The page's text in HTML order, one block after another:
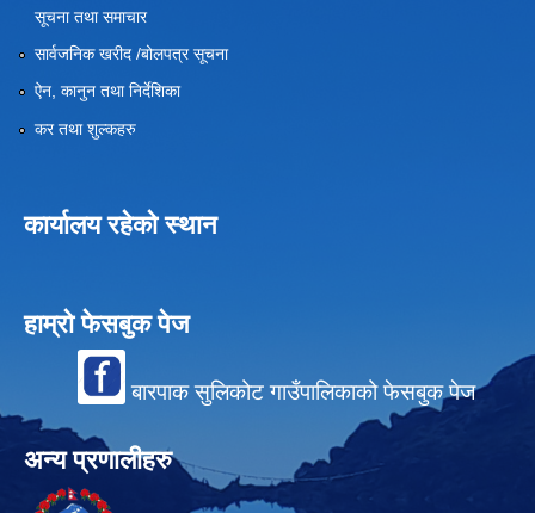
सूचना तथा समाचार
सार्वजनिक खरीद /बोलपत्र सूचना
ऐन, कानुन तथा निर्देशिका
कर तथा शुल्कहरु
कार्यालय रहेको स्थान
हाम्रो फेसबुक पेज
बारपाक सुलिकोट गाउँपालिकाको फेसबुक पेज
अन्य प्रणालीहरु